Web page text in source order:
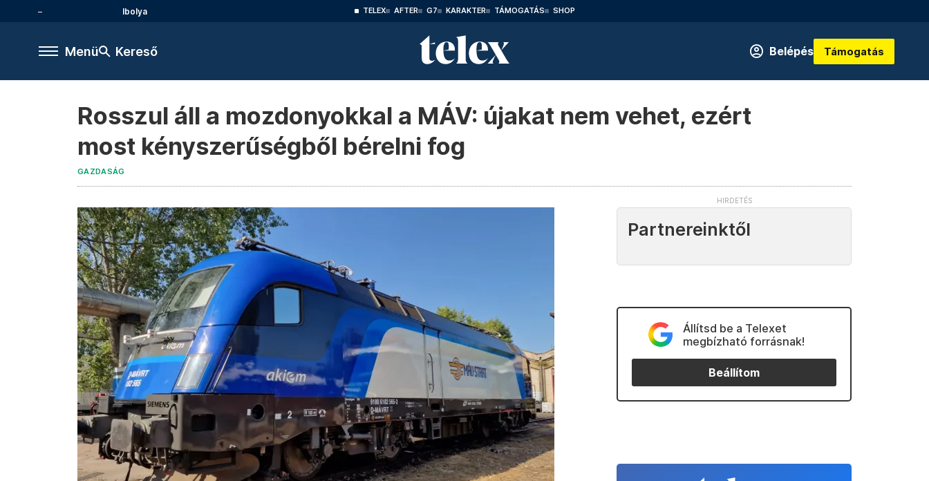
Ibolya TELEX AFTER G7 KARAKTER TÁMOGATÁS SHOP
Menü Kereső Belépés Támogatás
Rosszul áll a mozdonyokkal a MÁV: újakat nem vehet, ezért
most kényszerűségből bérelni fog
GAZDASÁG
Partnereinktől
Állítsd be a Telexet
megbízható forrásnak!
Beállítom